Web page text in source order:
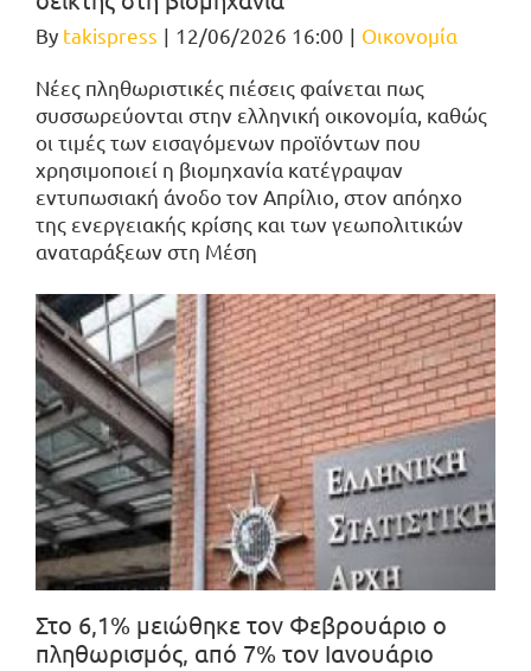
By takispress | 12/06/2026 16:00 | Οικονομία
Νέες πληθωριστικές πιέσεις φαίνεται πως
συσσωρεύονται στην ελληνική οικονομία, καθώς
οι τιμές των εισαγόμενων προϊόντων που
χρησιμοποιεί η βιομηχανία κατέγραψαν
εντυπωσιακή άνοδο τον Απρίλιο, στον απόηχο
της ενεργειακής κρίσης και των γεωπολιτικών
αναταράξεων στη Μέση
Στο 6,1% μειώθηκε τον Φεβρουάριο ο
πληθωρισμός, από 7% τον Ιανουάριο